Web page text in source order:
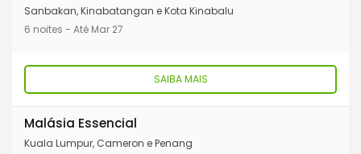
Sanbakan, Kinabatangan e Kota Kinabalu
6 noites - Até Mar 27
SAIBA MAIS
Malásia Essencial
Kuala Lumpur, Cameron e Penang